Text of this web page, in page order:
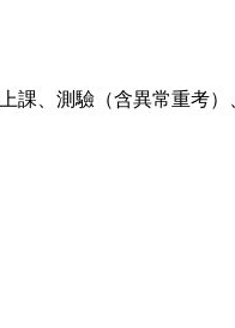
課、測驗（含異常重考